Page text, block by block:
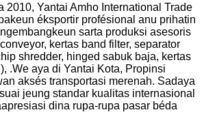
2010, Yantai Amho International Trade
éksportir profésional anu prihatin
sarta produksi asesoris
kertas band filter, separator
shredder, hinged sabuk baja, kertas
.We aya di Yantai Kota, Propinsi
aksés transportasi merenah. Sadaya
jeung standar kualitas internasional
dina rupa-rupa pasar béda